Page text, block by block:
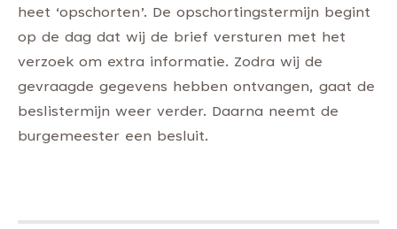
heet ‘opschorten’. De opschortingstermijn begint
op de dag dat wij de brief versturen met het
verzoek om extra informatie. Zodra wij de
gevraagde gegevens hebben ontvangen, gaat de
beslistermijn weer verder. Daarna neemt de
burgemeester een besluit.